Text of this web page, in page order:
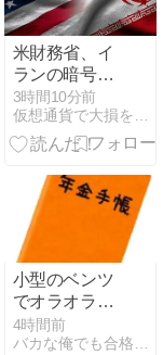
米財務省、イ
ランの暗号資
産取引所2社
に制裁
3時間10分前
仮想通貨で大損を避け、副業で稼ぐためのMoneyまとめ情報館
小型のベンツ
でオラオラ運
転するバカ
4時間前